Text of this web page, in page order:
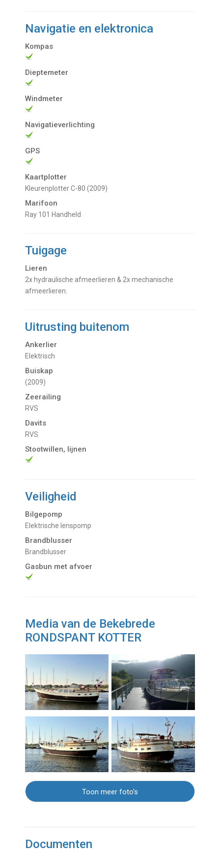
Navigatie en elektronica
Kompas
Dieptemeter
Windmeter
Navigatieverlichting
GPS
Kaartplotter
Kleurenplotter C-80 (2009)
Marifoon
Ray 101 Handheld
Tuigage
Lieren
2x hydraulische afmeerlieren & 2x mechanische
afmeerlieren.
Uitrusting buitenom
Ankerlier
Elektrisch
Buiskap
(2009)
Zeerailing
RVS
Davits
RVS
Stootwillen, lijnen
Veiligheid
Bilgepomp
Elektrische lenspomp
Brandblusser
Brandblusser
Gasbun met afvoer
Media van de Bekebrede
RONDSPANT KOTTER
Toon meer foto's
Documenten